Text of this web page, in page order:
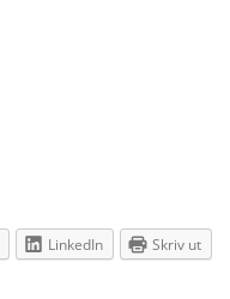
LinkedIn Skriv ut